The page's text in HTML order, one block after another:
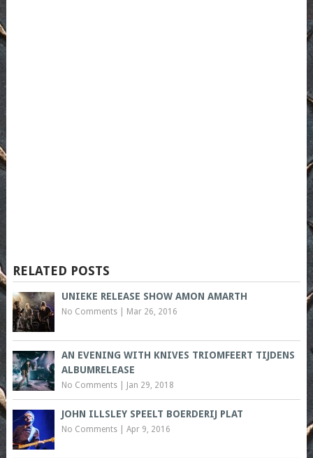
RELATED POSTS
UNIEKE RELEASE SHOW AMON AMARTH
No Comments| Mar 26, 2016
AN EVENING WITH KNIVES TRIOMFEERT TIJDENS
ALBUMRELEASE
No Comments| Jan 29, 2018
JOHN ILLSLEY SPEELT BOERDERIJ PLAT
No Comments| Apr 9, 2016